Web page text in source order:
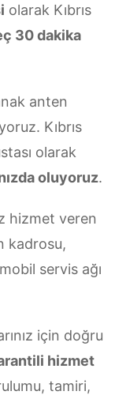
olarak Kıbrıs
30 dakika
anten
Kıbrıs
olarak
oluyoruz.
hizmet veren
kadrosu,
servis ağı
için doğru
hizmet
tamiri,